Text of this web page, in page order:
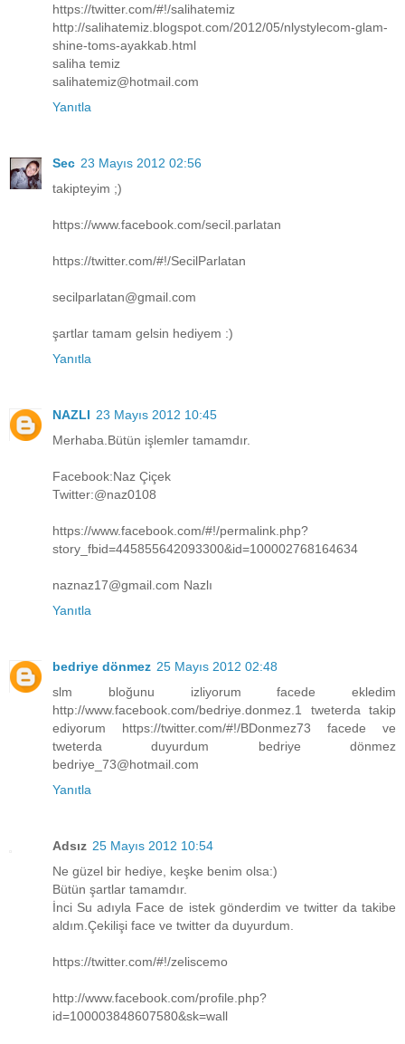
https://twitter.com/#!/salihatemiz
http://salihatemiz.blogspot.com/2012/05/nlystylecom-glam-
shine-toms-ayakkab.html
saliha temiz
salihatemiz@hotmail.com
Yanıtla
Sec 23 Mayıs 2012 02:56
takipteyim ;)
https://www.facebook.com/secil.parlatan
https://twitter.com/#!/SecilParlatan
secilparlatan@gmail.com
şartlar tamam gelsin hediyem :)
Yanıtla
NAZLI 23 Mayıs 2012 10:45
Merhaba.Bütün işlemler tamamdır.
Facebook:Naz Çiçek
Twitter:@naz0108
https://www.facebook.com/#!/permalink.php?
story_fbid=445855642093300&id=100002768164634
naznaz17@gmail.com Nazlı
Yanıtla
bedriye dönmez 25 Mayıs 2012 02:48
slm bloğunu izliyorum facede ekledim
http://www.facebook.com/bedriye.donmez.1 tweterda takip
ediyorum https://twitter.com/#!/BDonmez73 facede ve
tweterda duyurdum bedriye dönmez
bedriye_73@hotmail.com
Yanıtla
Adsız 25 Mayıs 2012 10:54
Ne güzel bir hediye, keşke benim olsa:)
Bütün şartlar tamamdır.
İnci Su adıyla Face de istek gönderdim ve twitter da takibe
aldım.Çekilişi face ve twitter da duyurdum.
https://twitter.com/#!/zeliscemo
http://www.facebook.com/profile.php?
id=100003848607580&sk=wall